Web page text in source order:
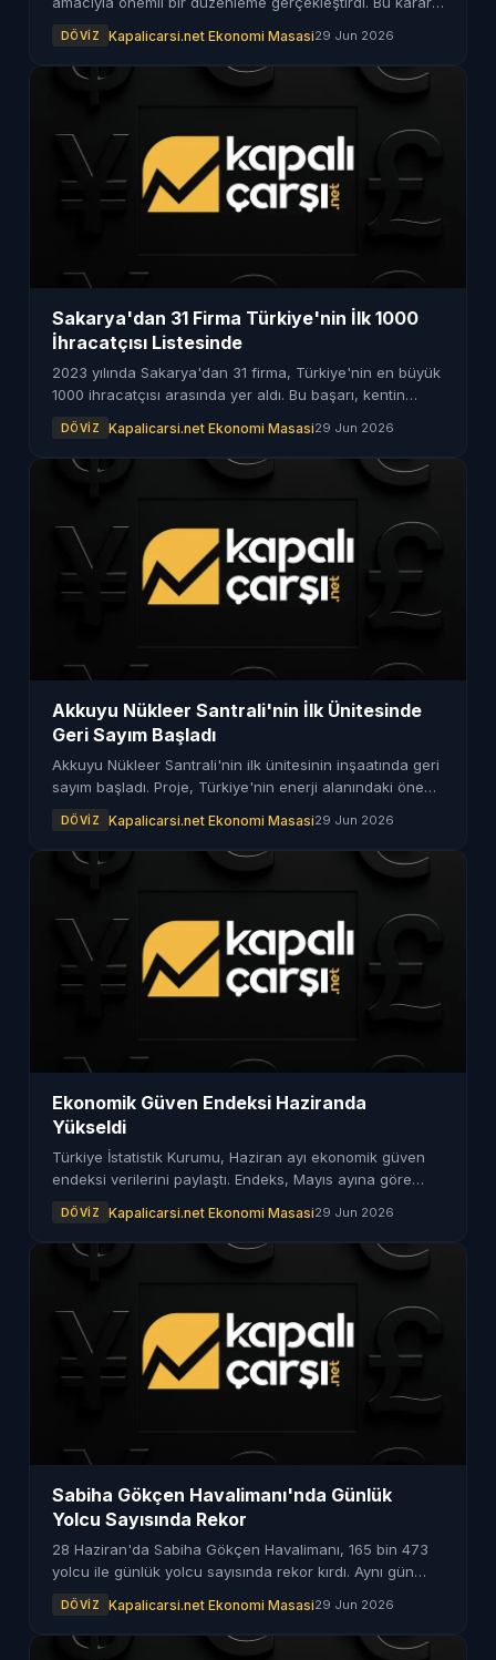
DÖVIZ Kapalicarsi.net Ekonomi Masasi29 Jun 2026
Sakarya'dan 31 Firma Türkiye'nin İlk 1000
İhracatçısı Listesinde
2023 yılında Sakarya'dan 31 firma, Türkiye'nin en büyük
1000 ihracatçısı arasında yer aldı. Bu başarı, kentin
DÖVIZ Kapalicarsi.net Ekonomi Masasi29 Jun 2026
Akkuyu Nükleer Santrali'nin İlk Ünitesinde
Geri Sayım Başladı
Akkuyu Nükleer Santrali'nin ilk ünitesinin inşaatında geri
sayım başladı. Proje, Türkiye'nin enerji alanındaki önemli
DÖVIZ Kapalicarsi.net Ekonomi Masasi29 Jun 2026
Ekonomik Güven Endeksi Haziranda
Yükseldi
Türkiye İstatistik Kurumu, Haziran ayı ekonomik güven
endeksi verilerini paylaştı. Endeks, Mayıs ayına göre
DÖVIZ Kapalicarsi.net Ekonomi Masasi29 Jun 2026
Sabiha Gökçen Havalimanı'nda Günlük
Yolcu Sayısında Rekor
28 Haziran'da Sabiha Gökçen Havalimanı, 165 bin 473
yolcu ile günlük yolcu sayısında rekor kırdı. Aynı gün
DÖVIZ Kapalicarsi.net Ekonomi Masasi29 Jun 2026